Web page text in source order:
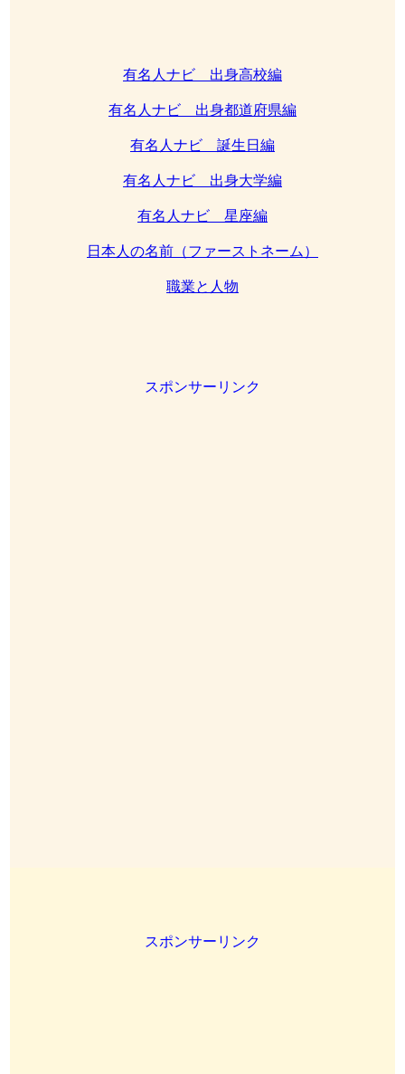
有名人ナビ 出身高校編
有名人ナビ 出身都道府県編
有名人ナビ 誕生日編
有名人ナビ 出身大学編
有名人ナビ 星座編
日本人の名前（ファーストネーム）
職業と人物
スポンサーリンク
スポンサーリンク